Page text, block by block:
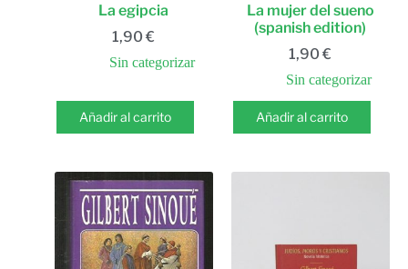
La egipcia
1,90€
Sin categorizar
Añadir al carrito
La mujer del sueno
(spanish edition)
1,90€
Sin categorizar
Añadir al carrito